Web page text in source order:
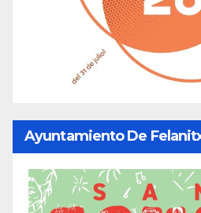
Ayuntamiento De